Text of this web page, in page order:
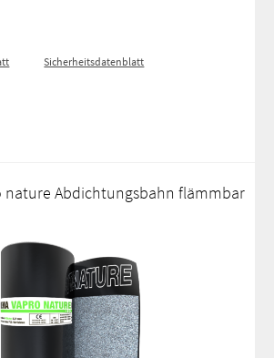
Sicherheitsdatenblatt
nature Abdichtungsbahn flämmbar